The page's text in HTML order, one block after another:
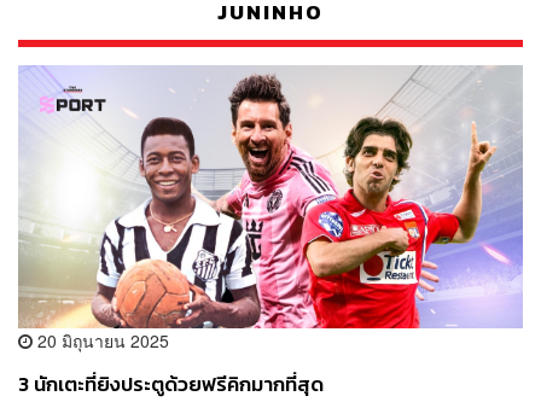
JUNINHO
20 มิถุนายน 2025
3 นักเตะที่ยิงประตูด้วยฟรีคิกมากที่สุด